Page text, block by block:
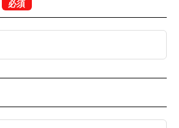
必須